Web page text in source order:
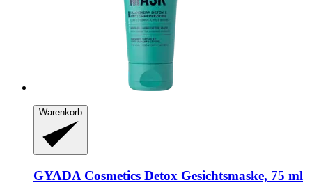
Warenkorb
GYADA Cosmetics Detox Gesichtsmaske, 75 ml